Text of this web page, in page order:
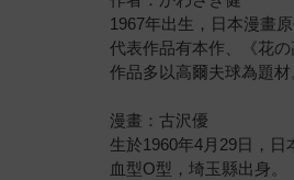
1967年出生，日本漫畫原
代表作品有本作、《花
作品多以高爾夫球為題材
漫畫：古沢優
生於1960年4月29日，日
血型O型，埼玉縣出身。